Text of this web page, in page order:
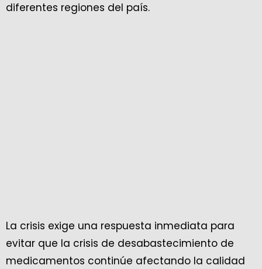
diferentes regiones del país.
La crisis exige una respuesta inmediata para
evitar que la crisis de desabastecimiento de
medicamentos continúe afectando la calidad